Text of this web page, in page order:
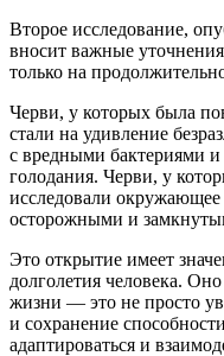
Второе исследование,
вносит важные
только на
Черви, у которых была
стали на удивление
с вредными бактериями
голодания. Черви, у
исследовали окружающее
осторожными и
Это открытие имеет
долголетия человека.
жизни — это не просто
и сохранение
адаптироваться и